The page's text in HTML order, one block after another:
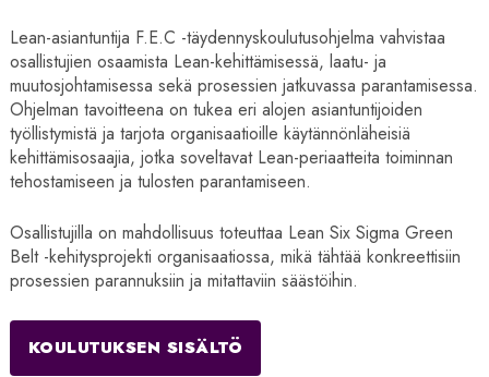
Lean-asiantuntija F.E.C -täydennyskoulutusohjelma vahvistaa
osallistujien osaamista Lean-kehittämisessä, laatu- ja
muutosjohtamisessa sekä prosessien jatkuvassa parantamisessa.
Ohjelman tavoitteena on tukea eri alojen asiantuntijoiden
työllistymistä ja tarjota organisaatioille käytännönläheisiä
kehittämisosaajia, jotka soveltavat Lean-periaatteita toiminnan
tehostamiseen ja tulosten parantamiseen.
Osallistujilla on mahdollisuus toteuttaa Lean Six Sigma Green
Belt -kehitysprojekti organisaatiossa, mikä tähtää konkreettisiin
prosessien parannuksiin ja mitattaviin säästöihin.
KOULUTUKSEN SISÄLTÖ